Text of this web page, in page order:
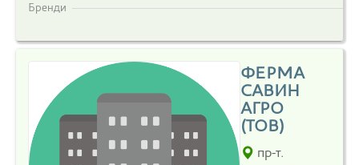
Бренди
ФЕРМА
САВИН
АГРО
(ТОВ)
пр-т.